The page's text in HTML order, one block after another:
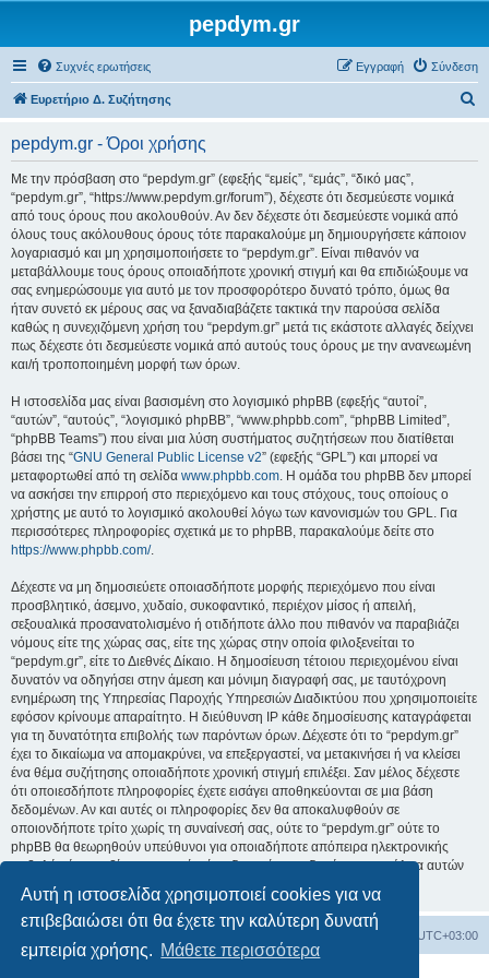
Αυτή η ιστοσελίδα χρησιμοποιεί cookies για να
επιβεβαιώσει ότι θα έχετε την καλύτερη δυνατή
εμπειρία χρήσης. Μάθετε περισσότερα
pepdym.gr
Συχνές ερωτήσεις Σύνδεση
Εγγραφή
Ευρετήριο Δ. Συζήτησης
pepdym.gr - Όροι χρήσης
Με την πρόσβαση στο “pepdym.gr” (εφεξής “εμείς”, “εμάς”, “δικό μας”,
“pepdym.gr”, “https://www.pepdym.gr/forum”), δέχεστε ότι δεσμεύεστε νομικά
από τους όρους που ακολουθούν. Αν δεν δέχεστε ότι δεσμεύεστε νομικά από
όλους τους ακόλουθους όρους τότε παρακαλούμε μη δημιουργήσετε κάποιον
λογαριασμό και μη χρησιμοποιήσετε το “pepdym.gr”. Είναι πιθανόν να
μεταβάλλουμε τους όρους οποιαδήποτε χρονική στιγμή και θα επιδιώξουμε να
σας ενημερώσουμε για αυτό με τον προσφορότερο δυνατό τρόπο, όμως θα
ήταν συνετό εκ μέρους σας να ξαναδιαβάζετε τακτικά την παρούσα σελίδα
καθώς η συνεχιζόμενη χρήση του “pepdym.gr” μετά τις εκάστοτε αλλαγές δείχνει
πως δέχεστε ότι δεσμεύεστε νομικά από αυτούς τους όρους με την ανανεωμένη
και/ή τροποποιημένη μορφή των όρων.
Η ιστοσελίδα μας είναι βασισμένη στο λογισμικό phpBB (εφεξής “αυτοί”,
“αυτών”, “αυτούς”, “λογισμικό phpBB”, “www.phpbb.com”, “phpBB Limited”,
“phpBB Teams”) που είναι μια λύση συστήματος συζητήσεων που διατίθεται
βάσει της “GNU General Public License v2” (εφεξής “GPL”) και μπορεί να
μεταφορτωθεί από τη σελίδα www.phpbb.com. Η ομάδα του phpBB δεν μπορεί
να ασκήσει την επιρροή στο περιεχόμενο και τους στόχους, τους οποίους ο
χρήστης με αυτό το λογισμικό ακολουθεί λόγω των κανονισμών του GPL. Για
περισσότερες πληροφορίες σχετικά με το phpBB, παρακαλούμε δείτε στο
https://www.phpbb.com/.
Δέχεστε να μη δημοσιεύετε οποιασδήποτε μορφής περιεχόμενο που είναι
προσβλητικό, άσεμνο, χυδαίο, συκοφαντικό, περιέχον μίσος ή απειλή,
σεξουαλικά προσανατολισμένο ή οτιδήποτε άλλο που πιθανόν να παραβιάζει
νόμους είτε της χώρας σας, είτε της χώρας στην οποία φιλοξενείται το
“pepdym.gr”, είτε το Διεθνές Δίκαιο. Η δημοσίευση τέτοιου περιεχομένου είναι
δυνατόν να οδηγήσει στην άμεση και μόνιμη διαγραφή σας, με ταυτόχρονη
ενημέρωση της Υπηρεσίας Παροχής Υπηρεσιών Διαδικτύου που χρησιμοποιείτε
εφόσον κρίνουμε απαραίτητο. Η διεύθυνση IP κάθε δημοσίευσης καταγράφεται
για τη δυνατότητα επιβολής των παρόντων όρων. Δέχεστε ότι το “pepdym.gr”
έχει το δικαίωμα να απομακρύνει, να επεξεργαστεί, να μετακινήσει ή να κλείσει
ένα θέμα συζήτησης οποιαδήποτε χρονική στιγμή επιλέξει. Σαν μέλος δέχεστε
ότι οποιεσδήποτε πληροφορίες έχετε εισάγει αποθηκεύονται σε μια βάση
δεδομένων. Αν και αυτές οι πληροφορίες δεν θα αποκαλυφθούν σε
οποιονδήποτε τρίτο χωρίς τη συναίνεσή σας, ούτε το “pepdym.gr” ούτε το
phpBB θα θεωρηθούν υπεύθυνοι για οποιαδήποτε απόπειρα ηλεκτρονικής
εισβολής ή παραβίασης η οποία είναι δυνατόν να οδηγήσει σε απώλεια αυτών
των δεδομένων.
UTC+03:00